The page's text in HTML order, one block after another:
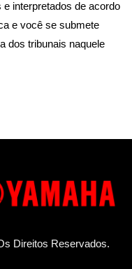
interpretados de acordo
e você se submete
dos tribunais naquele
Direitos Reservados.